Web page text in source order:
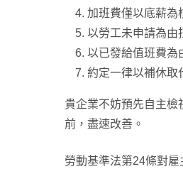
加班費僅以底薪為
以勞工未申請為由
以已發給值班費為
約定一律以補休取
貴企業不妨預先自主
前，盡速改善。
勞動基準法第24條對